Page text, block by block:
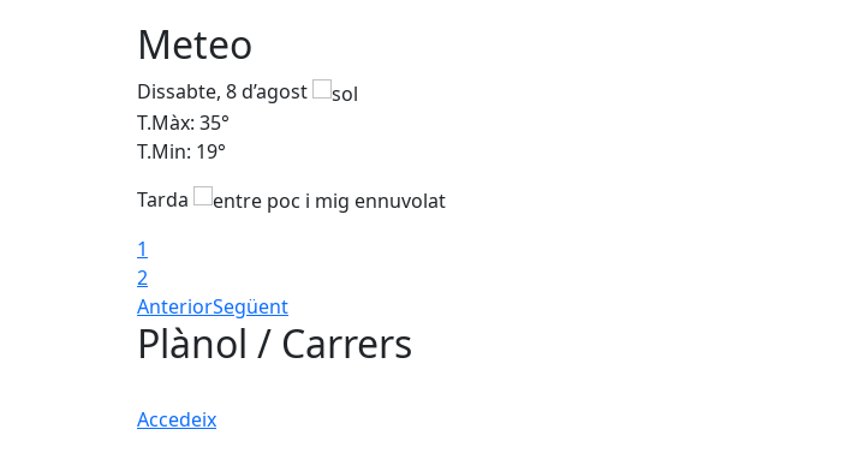
Meteo
Dissabte, 8 d’agost
T.Màx: 35°
T.Min: 19°
Tarda
1
2
AnteriorSegüent
Plànol / Carrers
Accedeix